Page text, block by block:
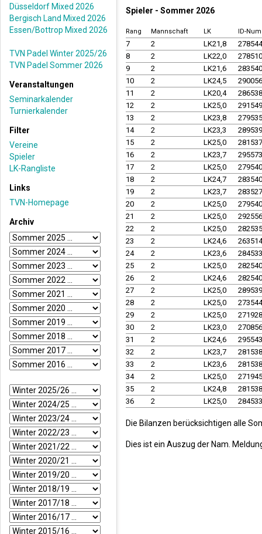
Düsseldorf Mixed 2026
Bergisch Land Mixed 2026
Essen/Bottrop Mixed 2026
TVN Padel Winter 2025/26
TVN Padel Sommer 2026
Veranstaltungen
Seminarkalender
Turnierkalender
Filter
Vereine
Spieler
LK-Rangliste
Links
TVN-Homepage
Archiv
Spieler - Sommer 2026
Rang Mannschaft LK ID-
7 2 LK21,8
8
2 LK22,0
9
2 LK21,6
10
2 LK24,5
11
2 LK20,4
12
2 LK25,0
13
2 LK23,8
14
2 LK23,3
15
2 LK25,0
16
2 LK23,7
17
2 LK25,0
18
2 LK24,7
19
2 LK23,7
20
2 LK25,0
21
2 LK25,0
22
2 LK25,0
23
2 LK24,6
24
2 LK23,6
25
2 LK25,0
26
2 LK24,6
27
2 LK25,0
28
2 LK25,0
29
2 LK25,0
30
2 LK23,0
31
2 LK24,6
32
2 LK23,7
33
2 LK23,6
34
2 LK25,0
35
2 LK24,8
36
2 LK25,0
Die Bilanzen berücksichtigen alle
Dies ist ein Auszug der Nam.